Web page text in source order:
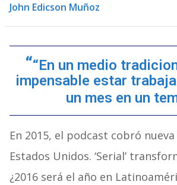
John Edicson Muñoz
“En un medio
impensable estar
un mes en un
En 2015, el podcast cobró
Estados Unidos. ‘Serial’
¿2016 será el año en